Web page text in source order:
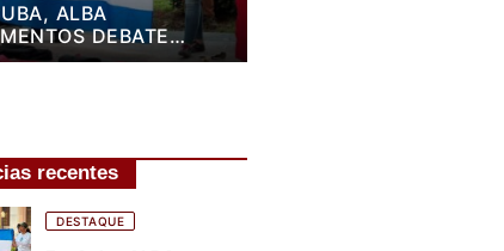
ALBA
DEBATE
DE LUTA PARA OS
recentes
DESTAQUE